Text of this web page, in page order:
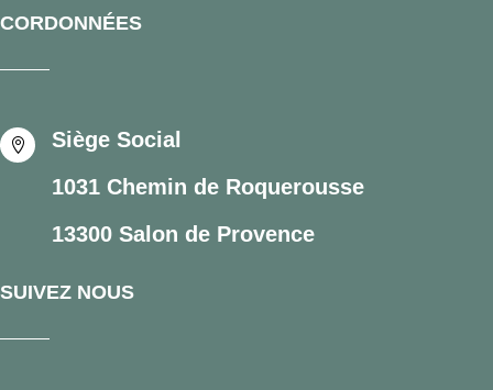
CORDONNÉES

Siège Social
1031 Chemin de Roquerousse
13300 Salon de Provence
SUIVEZ NOUS